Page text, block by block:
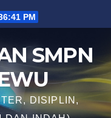
PM
SMPN
DISIPLIN,